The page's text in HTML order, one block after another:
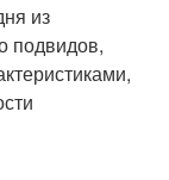
из
подвидов,